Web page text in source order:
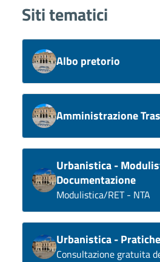
Siti tematici
Albo pretorio
Amministrazione
Urbanistica -
Documentazione
Modulistica/RET - NTA
Urbanistica -
Consultazione gratuita